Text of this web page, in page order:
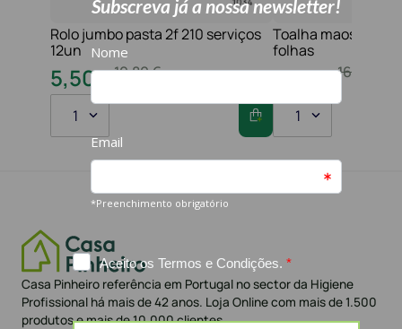
Rolo jumbo pasta 2f 210 serviços
12un
10,80€
5,50€
1
Toalha maos 2f
folhas
16
8,60€
1
Casa Pinheiro referência em Portugal no sector da Higiene
Profissional há mais de 42 anos. Loja Online com mais de 1.500
produtos e mais de 10.000 clientes